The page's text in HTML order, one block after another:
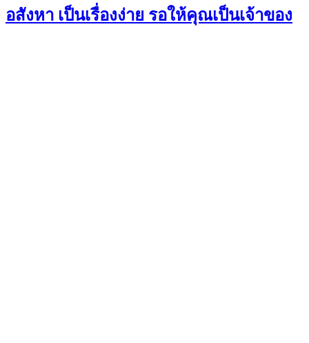
อสังหา เป็นเรื่องง่าย รอให้คุณเป็นเจ้าของ